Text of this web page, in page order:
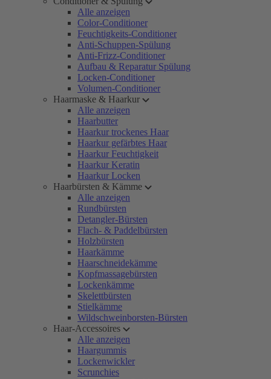
Alle anzeigen
Color-Conditioner
Feuchtigkeits-Conditioner
Anti-Schuppen-Spülung
Anti-Frizz-Conditioner
Aufbau & Reparatur Spülung
Locken-Conditioner
Volumen-Conditioner
Haarmaske & Haarkur
Alle anzeigen
Haarbutter
Haarkur trockenes Haar
Haarkur gefärbtes Haar
Haarkur Feuchtigkeit
Haarkur Keratin
Haarkur Locken
Haarbürsten & Kämme
Alle anzeigen
Rundbürsten
Detangler-Bürsten
Flach- & Paddelbürsten
Holzbürsten
Haarkämme
Haarschneidekämme
Kopfmassagebürsten
Lockenkämme
Skelettbürsten
Stielkämme
Wildschweinborsten-Bürsten
Haar-Accessoires
Alle anzeigen
Haargummis
Lockenwickler
Scrunchies